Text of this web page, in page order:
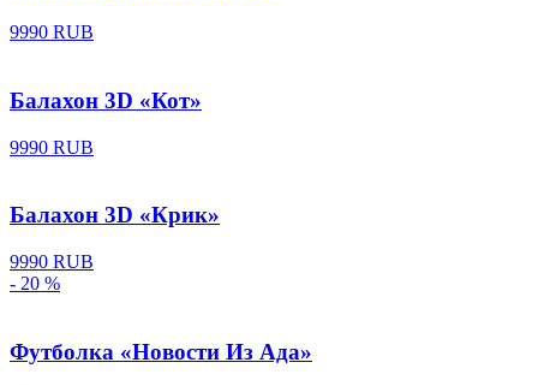
9990 RUB
Балахон 3D «Кот»
9990 RUB
Балахон 3D «Крик»
9990 RUB
- 20 %
Футболка «Новости Из Ада»